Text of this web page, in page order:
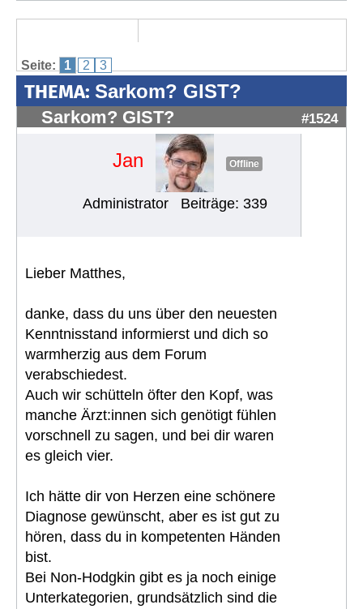
Seite: 1 2 3
THEMA: Sarkom? GIST?
Sarkom? GIST? #1524
Jan Offline
Administrator Beiträge: 339
Lieber Matthes,
danke, dass du uns über den neuesten
Kenntnisstand informierst und dich so
warmherzig aus dem Forum
verabschiedest.
Auch wir schütteln öfter den Kopf, was
manche Ärzt:innen sich genötigt fühlen
vorschnell zu sagen, und bei dir waren
es gleich vier.
Ich hätte dir von Herzen eine schönere
Diagnose gewünscht, aber es ist gut zu
hören, dass du in kompetenten Händen
bist.
Bei Non-Hodgkin gibt es ja noch einige
Unterkategorien, grundsätzlich sind die